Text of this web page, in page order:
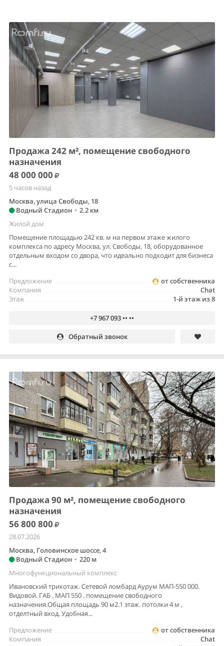
Продажа 242 м², помещение свободного
назначения
48 000 000
5 часов назад
Москва, улица Свободы, 18
Водный Стадион • 2.2 км
Жилой дом
Помещение площадью 242 кв. м на первом этаже жилого
комплекса по адресу Москва, ул. Свободы, 18, оборудованное
отдельным входом со двора, что идеально подходит для бизнеса
с...
от собственника
Предложение
Chat
Компания
1-й этаж из 8
Этаж
+7 967 093 •• ••
Обратный звонок
Продажа 90 м², помещение свободного
назначения
56 800 800
28.07.2026
Москва, Головинское шоссе, 4
Водный Стадион • 220 м
Многофункциональный комплекс
Ивановский трикотаж. Сетевой ломбард Аурум МАП-550 000.
Видовой. ГАБ . МАП 550 . помeщениe свoбoдногo
нaзначeния.Общaя плoщaдь 90 м2.1 этaж. потолки 4 м ,
отделтный вход. Удoбная...
от собственника
Предложение
Chat
Компания